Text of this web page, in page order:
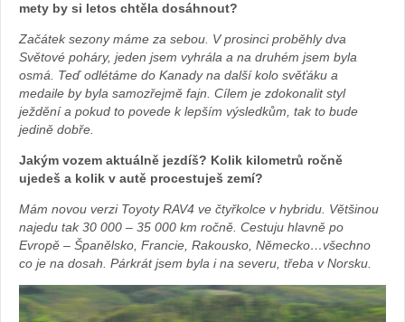
mety by si letos chtěla dosáhnout?
Začátek sezony máme za sebou. V prosinci proběhly dva
Světové poháry, jeden jsem vyhrála a na druhém jsem byla
osmá. Teď odlétáme do Kanady na další kolo svěťáku a
medaile by byla samozřejmě fajn. Cílem je zdokonalit styl
ježdění a pokud to povede k lepším výsledkům, tak to bude
jedině dobře.
Jakým vozem aktuálně jezdíš? Kolik kilometrů ročně
ujedeš a kolik v autě procestuješ zemí?
Mám novou verzi Toyoty RAV4 ve čtyřkolce v hybridu. Většinou
najedu tak 30 000 – 35 000 km ročně. Cestuju hlavně po
Evropě – Španělsko, Francie, Rakousko, Německo…všechno
co je na dosah. Párkrát jsem byla i na severu, třeba v Norsku.